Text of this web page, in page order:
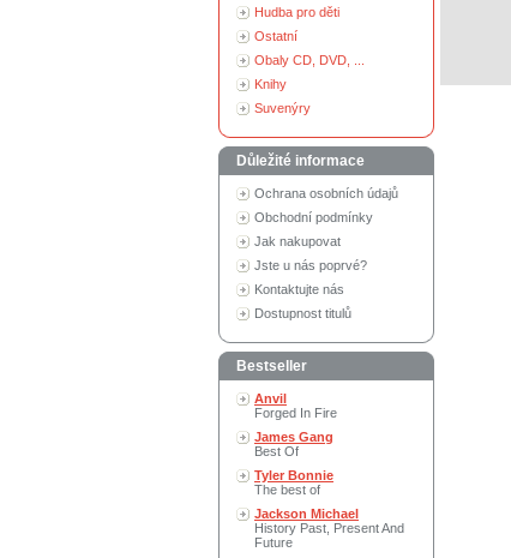
Hudba pro děti
Ostatní
Obaly CD, DVD, ...
Knihy
Suvenýry
Důležité informace
Ochrana osobních údajů
Obchodní podmínky
Jak nakupovat
Jste u nás poprvé?
Kontaktujte nás
Dostupnost titulů
Bestseller
Anvil
Forged In Fire
James Gang
Best Of
Tyler Bonnie
The best of
Jackson Michael
History Past, Present And
Future